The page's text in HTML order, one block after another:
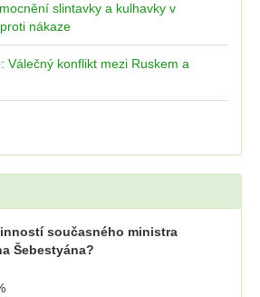
slintavky a kulhavky v
nákaze
Válečný konflikt mezi Ruskem a
současného ministra
Šebestyána?